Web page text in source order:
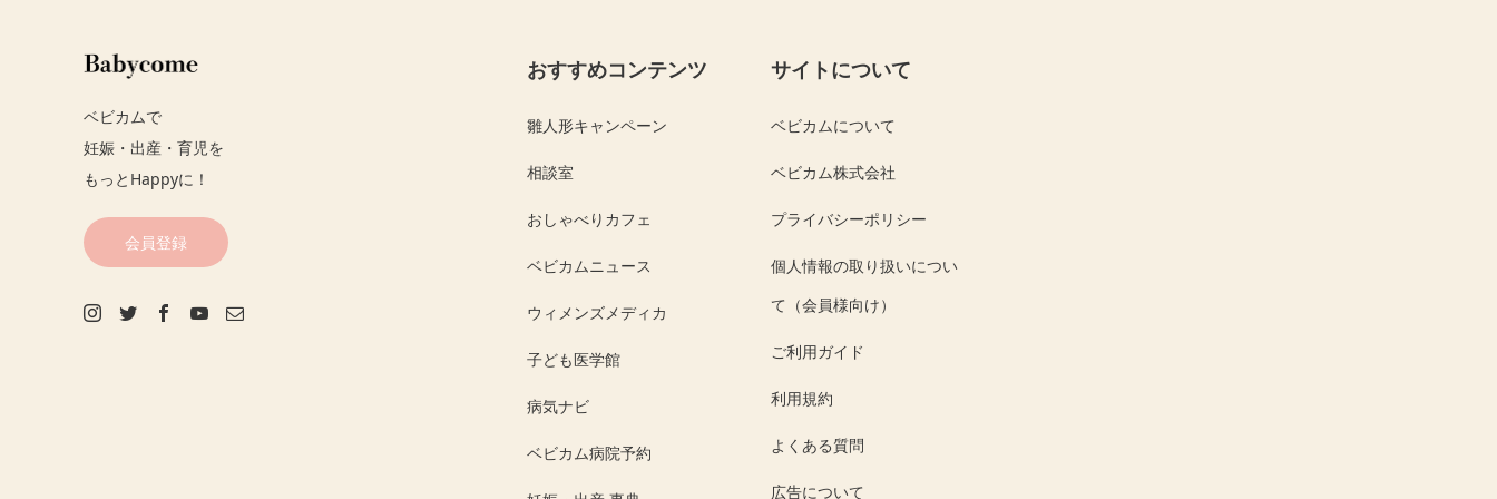
ベビカムで
妊娠・出産・育児を
もっとHappyに！
会員登録
おすすめコンテンツ
雛人形キャンペーン
相談室
おしゃべりカフェ
ベビカムニュース
ウィメンズメディカ
子ども医学館
病気ナビ
ベビカム病院予約
サイトについて
ベビカムについて
ベビカム株式会社
プライバシーポリシー
個人情報の取り扱いについ
て（会員様向け）
ご利用ガイド
利用規約
よくある質問
広告について